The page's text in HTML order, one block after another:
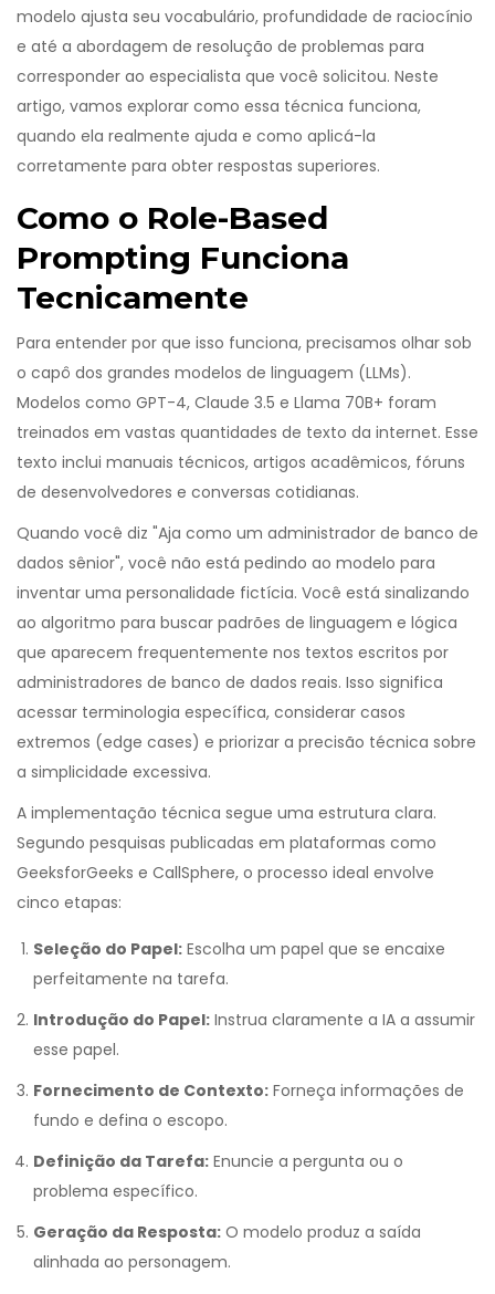
modelo ajusta seu vocabulário, profundidade de raciocínio
e até a abordagem de resolução de problemas para
corresponder ao especialista que você solicitou. Neste
artigo, vamos explorar como essa técnica funciona,
quando ela realmente ajuda e como aplicá-la
corretamente para obter respostas superiores.
Como o Role-Based
Prompting Funciona
Tecnicamente
Para entender por que isso funciona, precisamos olhar sob
o capô dos grandes modelos de linguagem (LLMs).
Modelos como GPT-4, Claude 3.5 e Llama 70B+ foram
treinados em vastas quantidades de texto da internet. Esse
texto inclui manuais técnicos, artigos acadêmicos, fóruns
de desenvolvedores e conversas cotidianas.
Quando você diz "Aja como um administrador de banco de
dados sênior", você não está pedindo ao modelo para
inventar uma personalidade fictícia. Você está sinalizando
ao algoritmo para buscar padrões de linguagem e lógica
que aparecem frequentemente nos textos escritos por
administradores de banco de dados reais. Isso significa
acessar terminologia específica, considerar casos
extremos (edge cases) e priorizar a precisão técnica sobre
a simplicidade excessiva.
A implementação técnica segue uma estrutura clara.
Segundo pesquisas publicadas em plataformas como
GeeksforGeeks e CallSphere, o processo ideal envolve
cinco etapas:
Seleção do Papel: Escolha um papel que se encaixe
perfeitamente na tarefa.
Introdução do Papel: Instrua claramente a IA a assumir
esse papel.
Fornecimento de Contexto: Forneça informações de
fundo e defina o escopo.
Definição da Tarefa: Enuncie a pergunta ou o
problema específico.
Geração da Resposta: O modelo produz a saída
alinhada ao personagem.